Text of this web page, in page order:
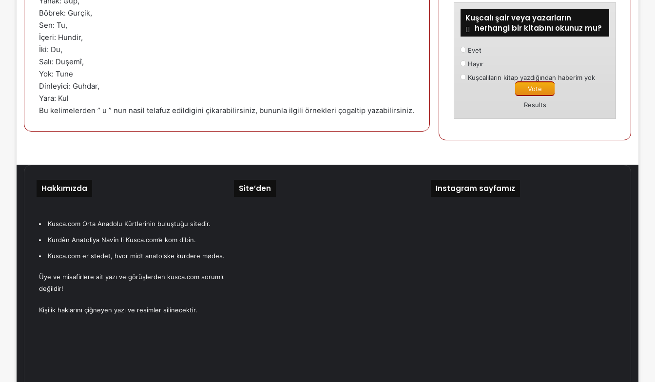
Böbrek: Gurçik,
Sen: Tu,
İçeri: Hundir,
İki: Du,
Salı: Duşemî,
Yok: Tune
Dinleyici: Guhdar,
Yara: Kul
Bu kelimelerden ” u ” nun nasil telafuz edildigini çikarabilirsiniz, bununla ilgili örnekleri çogaltip yazabilirsiniz.
Kuşcalı şair veya yazarların
herhangi bir kitabını okunuz mu?
Evet
Hayır
Kuşcalıların kitap yazdığından haberim yok
Results
Hakkımızda
Kusca.com Orta Anadolu Kürtlerinin buluştuğu sitedir.
Kurdên Anatoliya Navîn li Kusca.com’e kom dibin.
Kusca.com er stedet, hvor midt anatolske kurdere mødes.
Üye ve misafirlere ait yazı ve görüşlerden kusca.com sorumlu
değildir!
Kişilik haklarını çiğneyen yazı ve resimler silinecektir.
Site’den Instagram sayfamız